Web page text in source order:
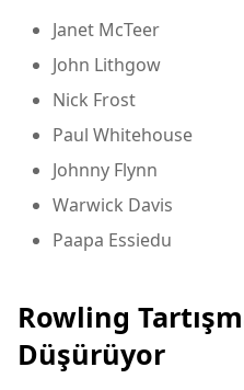
Janet McTeer
John Lithgow
Nick Frost
Paul Whitehouse
Johnny Flynn
Warwick Davis
Paapa Essiedu
Rowling
Düşürüyor